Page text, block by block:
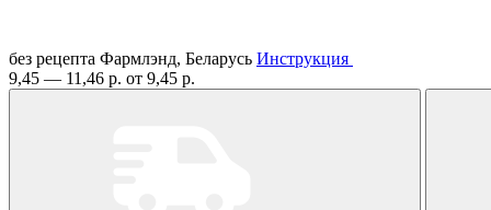
без рецепта Фармлэнд, Беларусь Инструкция
9,45 — 11,46 р. от 9,45 р.